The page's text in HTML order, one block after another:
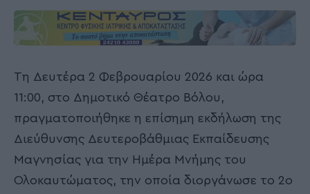
Τη Δευτέρα 2 Φεβρουαρίου 2026 και ώρα
11:00, στο Δημοτικό Θέατρο Βόλου,
πραγματοποιήθηκε η επίσημη εκδήλωση της
Διεύθυνσης Δευτεροβάθμιας Εκπαίδευσης
Μαγνησίας για την Ημέρα Μνήμης του
Ολοκαυτώματος, την οποία διοργάνωσε το 2ο